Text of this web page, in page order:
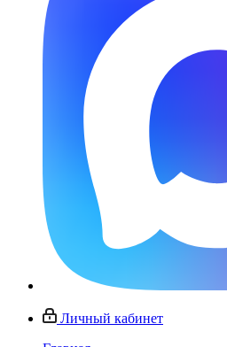
Личный кабинет